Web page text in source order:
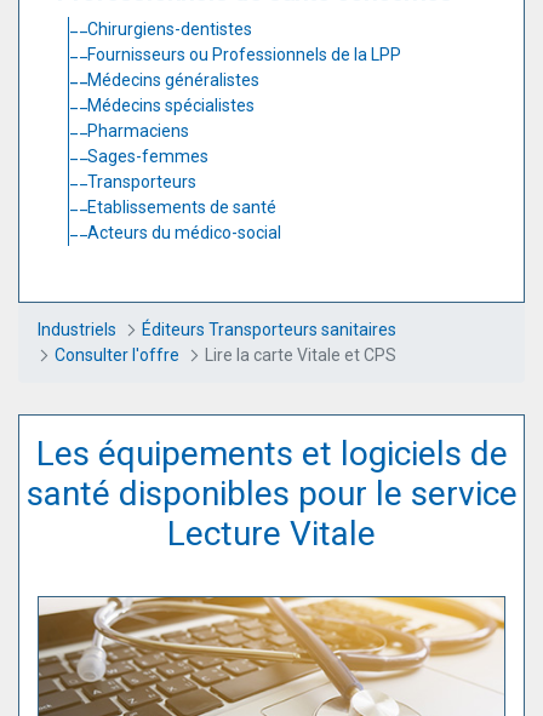
Chirurgiens-dentistes
Fournisseurs ou Professionnels de la LPP
Médecins généralistes
Médecins spécialistes
Pharmaciens
Sages-femmes
Transporteurs
Etablissements de santé
Acteurs du médico-social
Industriels
Éditeurs Transporteurs sanitaires
Consulter l'offre
Lire la carte Vitale et CPS
Les équipements et logiciels de
santé disponibles pour le service
Lecture Vitale